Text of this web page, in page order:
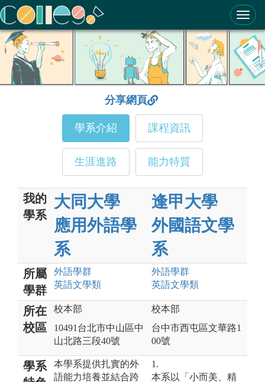
ColleGo! 大學選才與高中育才輔助系統
分享網頁
學系介紹 課程資訊
生涯進路 能力特質
我的
學系
大同大學
應用外語學
系
逢甲大學
外國語文學
系
所屬
學群
外語學群
英語文學類
外語學群
英語文學類
所在
校區
校本部
10491台北市中山區中
山北路三段40號
校本部
台中市西屯區文華路1
00號
學系
本學系提供扎實的外
語能力培養並結合跨
1.
本系以「小而美、精